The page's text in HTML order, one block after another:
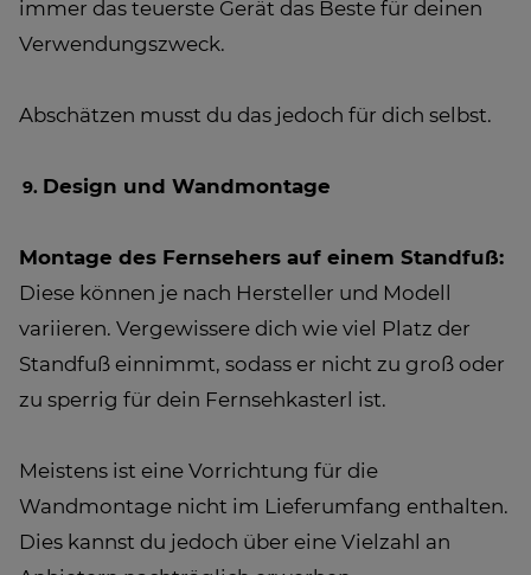
immer das teuerste Gerät das Beste für deinen
Verwendungszweck.
Abschätzen musst du das jedoch für dich selbst.
Design und Wandmontage
Montage des Fernsehers auf einem Standfuß:
Diese können je nach Hersteller und Modell
variieren. Vergewissere dich wie viel Platz der
Standfuß einnimmt, sodass er nicht zu groß oder
zu sperrig für dein Fernsehkasterl ist.
Meistens ist eine Vorrichtung für die
Wandmontage nicht im Lieferumfang enthalten.
Dies kannst du jedoch über eine Vielzahl an